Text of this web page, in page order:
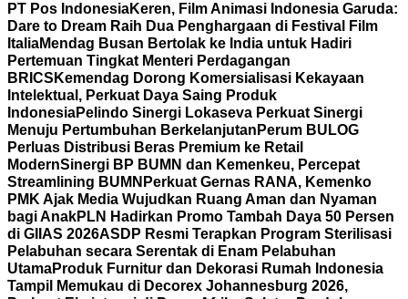
PT Pos IndonesiaKeren, Film Animasi Indonesia Garuda:
Dare to Dream Raih Dua Penghargaan di Festival Film
ItaliaMendag Busan Bertolak ke India untuk Hadiri
Pertemuan Tingkat Menteri Perdagangan
BRICS Kemendag Dorong Komersialisasi Kekayaan
Intelektual, Perkuat Daya Saing Produk
IndonesiaPelindo Sinergi Lokaseva Perkuat Sinergi
Menuju Pertumbuhan Berkelanjutan Perum BULOG
Perluas Distribusi Beras Premium ke Retail
ModernSinergi BP BUMN dan Kemenkeu, Percepat
Streamlining BUMN Perkuat Gernas RANA, Kemenko
PMK Ajak Media Wujudkan Ruang Aman dan Nyaman
bagi AnakPLN Hadirkan Promo Tambah Daya 50 Persen
di GIIAS 2026ASDP Resmi Terapkan Program Sterilisasi
Pelabuhan secara Serentak di Enam Pelabuhan
UtamaProduk Furnitur dan Dekorasi Rumah Indonesia
Tampil Memukau di Decorex Johannesburg 2026,